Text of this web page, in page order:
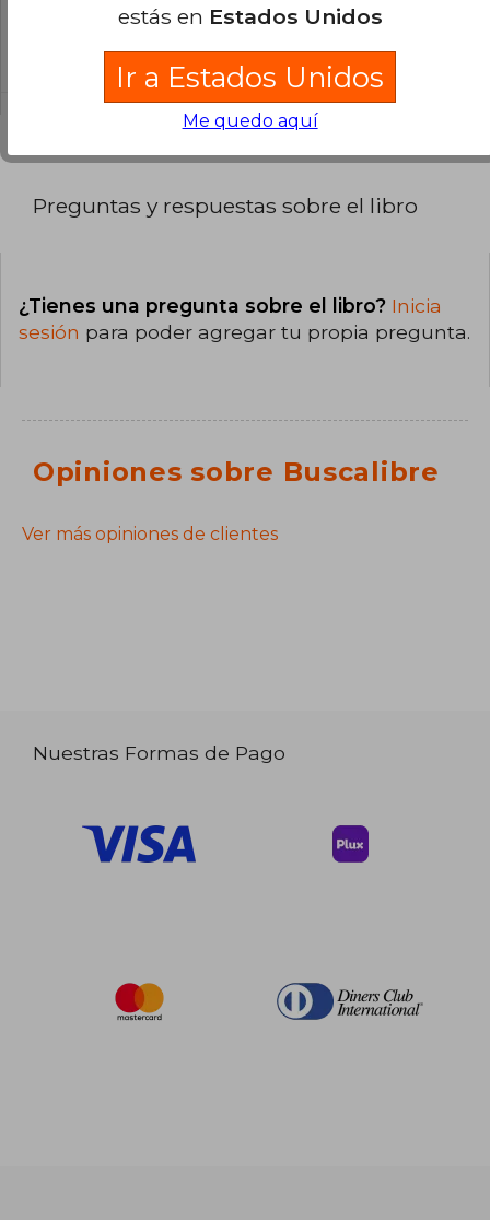
Preguntas y respuestas sobre el libro
¿Tienes una pregunta sobre el libro? Inicia
sesión para poder agregar tu propia pregunta.
Opiniones sobre Buscalibre
Ver más opiniones de clientes
Nuestras Formas de Pago
estás en Estados Unidos
Ir a Estados Unidos
Me quedo aquí